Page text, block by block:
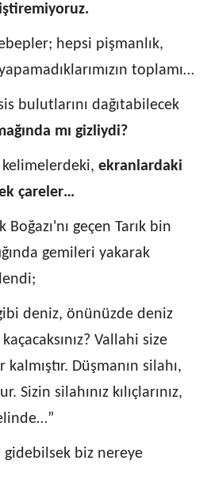
hepsi pişmanlık,
toplamı…
bulutlarını dağıtabilecek
mı gizliydi?
kelimelerdeki, ekranlardaki
çareler…
geçen Tarık bin
gemileri yakarak
deniz, önünüzde deniz
Vallahi size
Düşmanın silahı,
Sizin silahınız kılıçlarınız,
gidebilsek biz nereye